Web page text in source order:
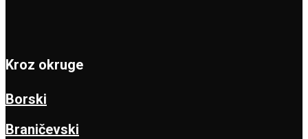
Kroz okruge
Borski
Braničevski